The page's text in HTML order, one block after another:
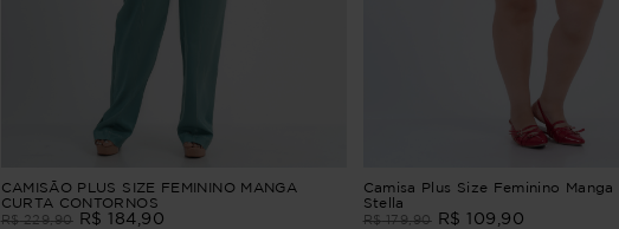
CAMISÃO PLUS SIZE FEMININO MANGA
CURTA CONTORNOS
R$ 229,90 R$ 184 90
Camisa Plus Size Feminino
Stella
R$ 179,90 R$ 109 90